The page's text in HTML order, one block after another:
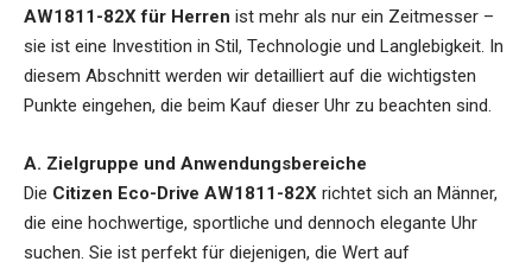
AW1811-82X für Herren ist mehr als nur ein Zeitmesser –
sie ist eine Investition in Stil, Technologie und Langlebigkeit. In
diesem Abschnitt werden wir detailliert auf die wichtigsten
Punkte eingehen, die beim Kauf dieser Uhr zu beachten sind.
A. Zielgruppe und Anwendungsbereiche
Die Citizen Eco-Drive AW1811-82X richtet sich an Männer,
die eine hochwertige, sportliche und dennoch elegante Uhr
suchen. Sie ist perfekt für diejenigen, die Wert auf